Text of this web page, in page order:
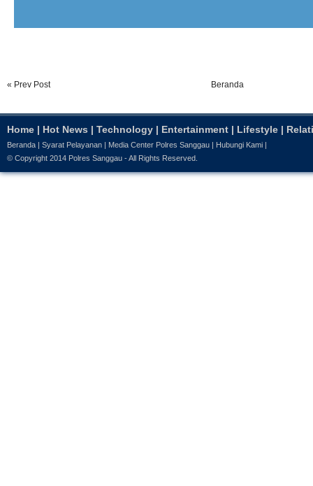
« Prev Post Beranda
Home | Hot News | Technology | Entertainment | Lifestyle |
Beranda Syarat Pelayanan Media Center Polres Sanggau Hubungi Kami
© Copyright 2014 Polres Sanggau - All Rights Reserved.